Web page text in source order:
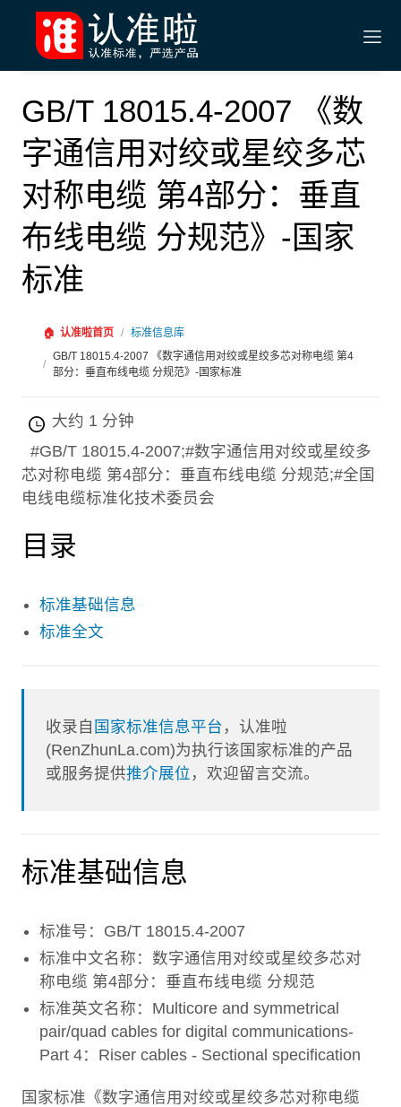
GB/T 18015.4-2007 《数
字通信用对绞或星绞多芯
对称电缆 第4部分：垂直
布线电缆 分规范》-国家
标准
🏠 认准啦首页 / 标准信息库
/
GB/T 18015.4-2007 《数字通信用对绞或星绞多芯对称电缆 第4
部分：垂直布线电缆 分规范》-国家标准
大约 1 分钟
#GB/T 18015.4-2007;#数字通信用对绞或星绞多
芯对称电缆 第4部分：垂直布线电缆 分规范;#全国
电线电缆标准化技术委员会
目录
标准基础信息
标准全文
收录自 国家标准信息平台 ，认准啦
(RenZhunLa.com)为执行该国家标准的产品
或服务提供推介展位 ，欢迎留言交流。
标准基础信息
标准号：GB/T 18015.4-2007
标准中文名称：数字通信用对绞或星绞多芯对
称电缆 第4部分：垂直布线电缆 分规范
标准英文名称：Multicore and symmetrical
pair/quad cables for digital communications-
Part 4：Riser cables - Sectional specification
国家标准《数字通信用对绞或星绞多芯对称电缆